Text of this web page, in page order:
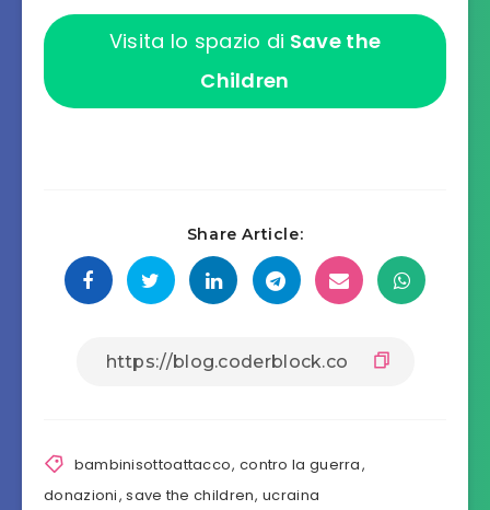
Visita lo spazio di Save the
Children
Share Article:
bambinisottoattacco, contro la guerra,
donazioni,save the children,ucraina